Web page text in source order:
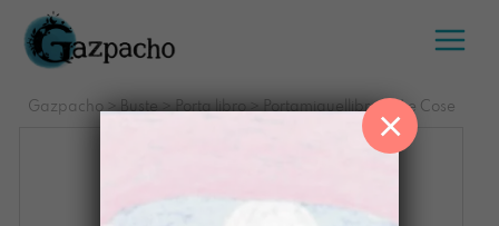
Salta
contenuto
Gazpacho > Buste > Porta libro> Portamiquellibrone Le Cose
×